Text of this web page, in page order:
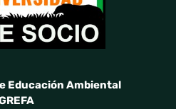
Educación Ambiental